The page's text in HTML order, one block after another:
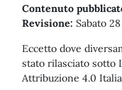
Contenuto
Revisione: Sabato
Eccetto dove
stato rilasciato sotto
Attribuzione 4.0